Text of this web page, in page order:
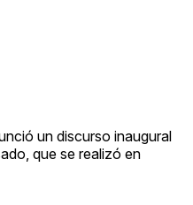
un discurso inaugural
que se realizó en